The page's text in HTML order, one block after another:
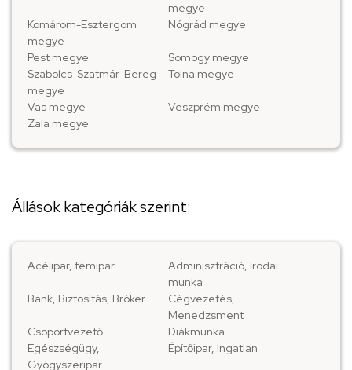
megye
Komárom-Esztergom
megye
Nógrád megye
Pest megye
Somogy megye
Szabolcs-Szatmár-Bereg
megye
Tolna megye
Vas megye
Veszprém megye
Zala megye
Állások kategóriák szerint:
Acélipar, fémipar
Adminisztráció, Irodai
munka
Bank, Biztosítás, Bróker
Cégvezetés,
Menedzsment
Csoportvezető
Diákmunka
Egészségügy,
Gyógyszeripar
Építőipar, Ingatlan